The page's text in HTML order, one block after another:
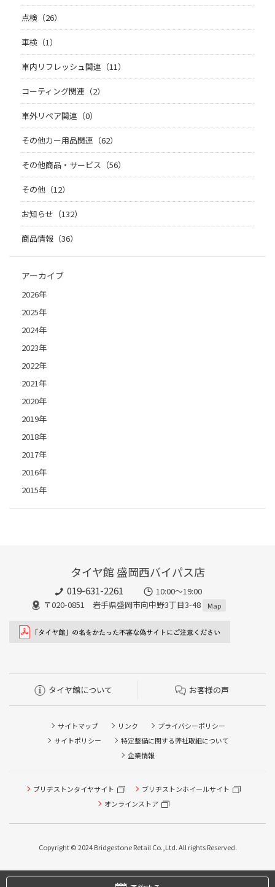
点検（26）
車検（1）
車内リフレッシュ関連（11）
コーティング関連（2）
車外リペア関連（0）
その他カー用品関連（62）
その他商品・サービス（56）
その他（12）
お知らせ（132）
商品情報（36）
アーカイブ
2026年
2025年
2024年
2023年
2022年
2021年
2020年
2019年
2018年
2017年
2016年
2015年
タイヤ館 盛岡西バイパス店
019-631-2261
10:00～19:00
〒020-0851 岩手県盛岡市向中野3丁目3-48
Map
タイヤ館について お客様の声
サイトマップ リンク
プライバシーポリシー
サイトポリシー
特定整備に関する弊社取組について
企業情報
ブリヂストンタイヤサイト
ブリヂストンホイールサイト
オンラインストア
Copyright © 2024 Bridgestone Retail Co.,Ltd. All rights Reserved.
ピット作業の予約